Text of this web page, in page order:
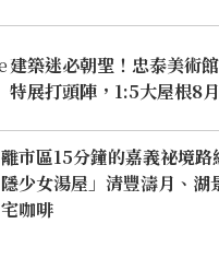
建築迷必朝聖！忠泰美術
特展打頭陣，1:5大屋根8
離市區15分鐘的嘉義祕境
隱少女湯屋」清豐濤月、湖
宅咖啡